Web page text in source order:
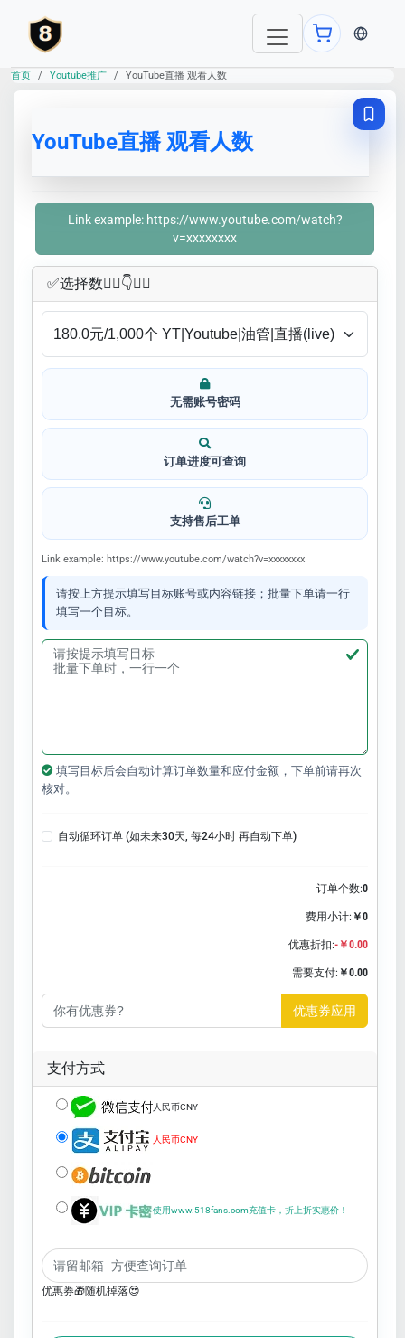
当前语
首页 Youtube推广 YouTube直播 观看人数
YouTube直播 观看人数
Link example: https://www.youtube.com/watch?
v=xxxxxxxx
✅​选择数👇🏻​​👇👇🏻​​
无需账号密码
订单进度可查询
支持售后工单
Link example: https://www.youtube.com/watch?v=xxxxxxxx
请按上方提示填写目标账号或内容链接；批量下单请一行
填写一个目标。
填写目标后会自动计算订单数量和应付金额，下单前请再次
核对。
自动循环订单 (如未来30天, 每24小时 再自动下单)
订单个数:0
费用小计: ￥0
优惠折扣:-￥0.00
需要支付: ￥0.00
优惠券应用
支付方式
人民币CNY
人民币CNY
使用www.518fans.com充值卡，折上折实惠价！
优惠券🎁随机掉落😍